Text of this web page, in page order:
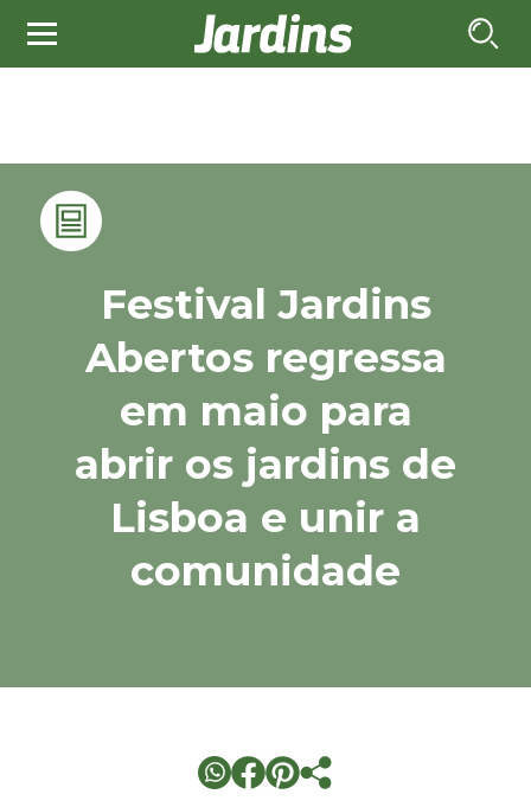
Festival Jardins
Abertos regressa
em maio para
abrir os jardins de
Lisboa e unir a
comunidade